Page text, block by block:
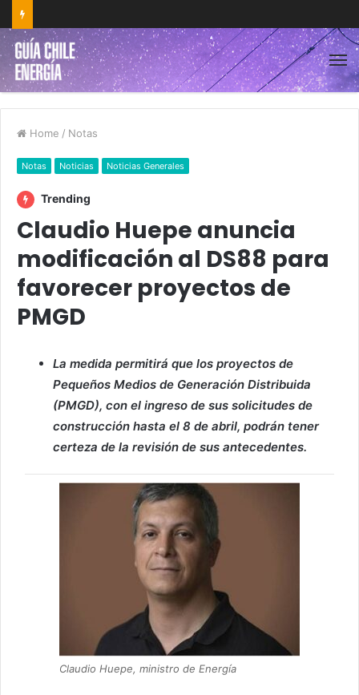
Home / Notas
Notas Noticias Noticias Generales
Trending
Claudio Huepe anuncia
modificación al DS88 para
favorecer proyectos de
PMGD
La medida permitirá que los proyectos de
Pequeños Medios de Generación Distribuida
(PMGD), con el ingreso de sus solicitudes de
construcción hasta el 8 de abril, podrán tener
certeza de la revisión de sus antecedentes.
Claudio Huepe, ministro de Energía